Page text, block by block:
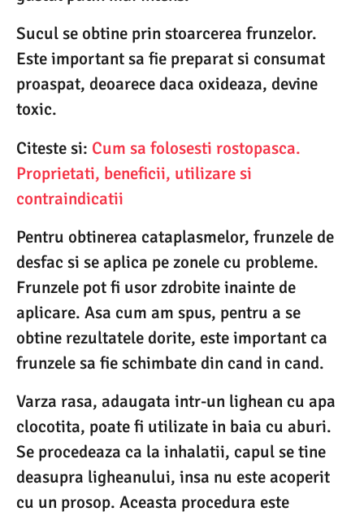
Sucul se obtine prin stoarcerea frunzelor.
Este important sa fie preparat si consumat
proaspat, deoarece daca oxideaza, devine
toxic.
Citeste si: Cum sa folosesti rostopasca.
Proprietati, beneficii, utilizare si
contraindicatii
Pentru obtinerea cataplasmelor, frunzele de
desfac si se aplica pe zonele cu probleme.
Frunzele pot fi usor zdrobite inainte de
aplicare. Asa cum am spus, pentru a se
obtine rezultatele dorite, este important ca
frunzele sa fie schimbate din cand in cand.
Varza rasa, adaugata intr-un lighean cu apa
clocotita, poate fi utilizate in baia cu aburi.
Se procedeaza ca la inhalatii, capul se tine
deasupra ligheanului, insa nu este acoperit
cu un prosop. Aceasta procedura este